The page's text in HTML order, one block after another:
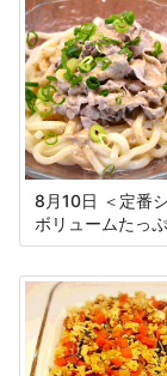
8月10日 ＜定番
ボリュームたっ
ゃぶうどん